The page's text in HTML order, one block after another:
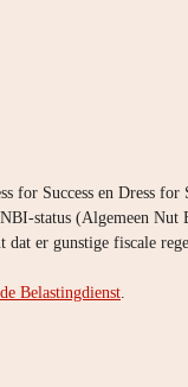
for Success en Dress for
status (Algemeen Nut
er gunstige fiscale
Belastingdienst